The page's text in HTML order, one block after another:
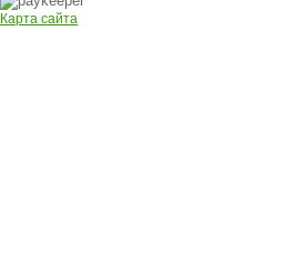
Карта сайта